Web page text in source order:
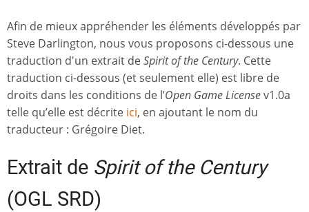
Afin de mieux appréhender les éléments développés par
Steve Darlington, nous vous proposons ci-dessous une
traduction d'un extrait deSpirit of the Century. Cette
traduction ci-dessous (et seulement elle) est libre de
droits dans les conditions de l’Open Game Licensev1.0a
telle qu’elle est décrite ici, en ajoutant le nom du
traducteur : Grégoire Diet.
Extrait de Spirit of the Century
(OGL SRD)